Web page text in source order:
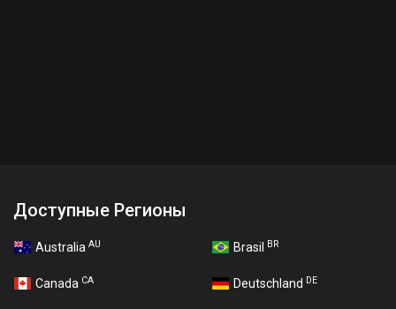
Доступные Регионы
Australia AU Brasil BR
Canada CA Deutschland DE